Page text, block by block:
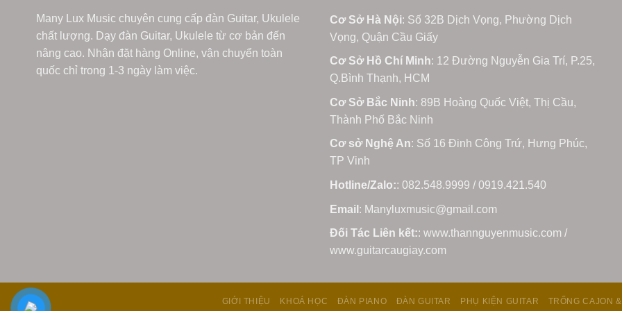
Many Lux Music chuyên cung cấp đàn Guitar, Ukulele
chất lượng. Dạy đàn Guitar, Ukulele từ cơ bản đến
nâng cao. Nhận đặt hàng Online, vận chuyển toàn
quốc chỉ trong 1-3 ngày làm việc.
Cơ Sở Hà Nội: Số 32B Dịch Vọng, Phường Dịch
Vọng, Quận Cầu Giấy
Cơ Sở Hồ Chí Minh: 12 Đường Nguyễn Gia Trí, P.25,
Q.Bình Thạnh, HCM
Cơ Sở Bắc Ninh: 89B Hoàng Quốc Việt, Thị Cầu,
Thành Phố Bắc Ninh
Cơ sở Nghệ An: Số 16 Đinh Công Trứ, Hưng Phúc,
TP Vinh
Hotline/Zalo:: 082.548.9999 / 0919.421.540
Email : Manyluxmusic@gmail.com
Đối Tác Liên kết:: www.thannguyenmusic.com /
www.guitarcaugiay.com
GIỚI THIỆU KHOÁ HỌC ĐÀN PIANO ĐÀN GUITAR PHỤ KIỆN GUITAR TRỐNG CAJON